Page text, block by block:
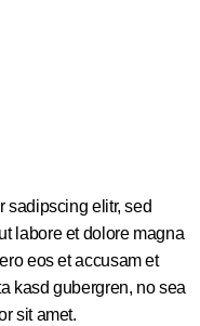
sadipscing elitr, sed
labore et dolore magna
eos et accusam et
kasd gubergren, no sea
sit amet.